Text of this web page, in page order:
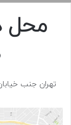
محل
تهران جنب